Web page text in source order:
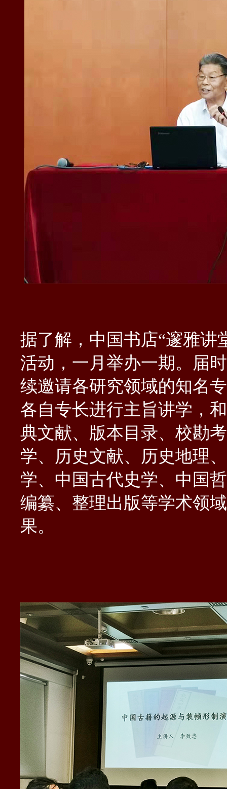
据了解 ，中国书店“邃雅讲
活动，一月举办一期。届
续邀请各研究领域的知名
各自专长进行主旨讲学，
典文献、版本目录、校勘
学、历史文献、历史地理
学、中国古代史学、中国
编纂、整理出版等学术领
果。